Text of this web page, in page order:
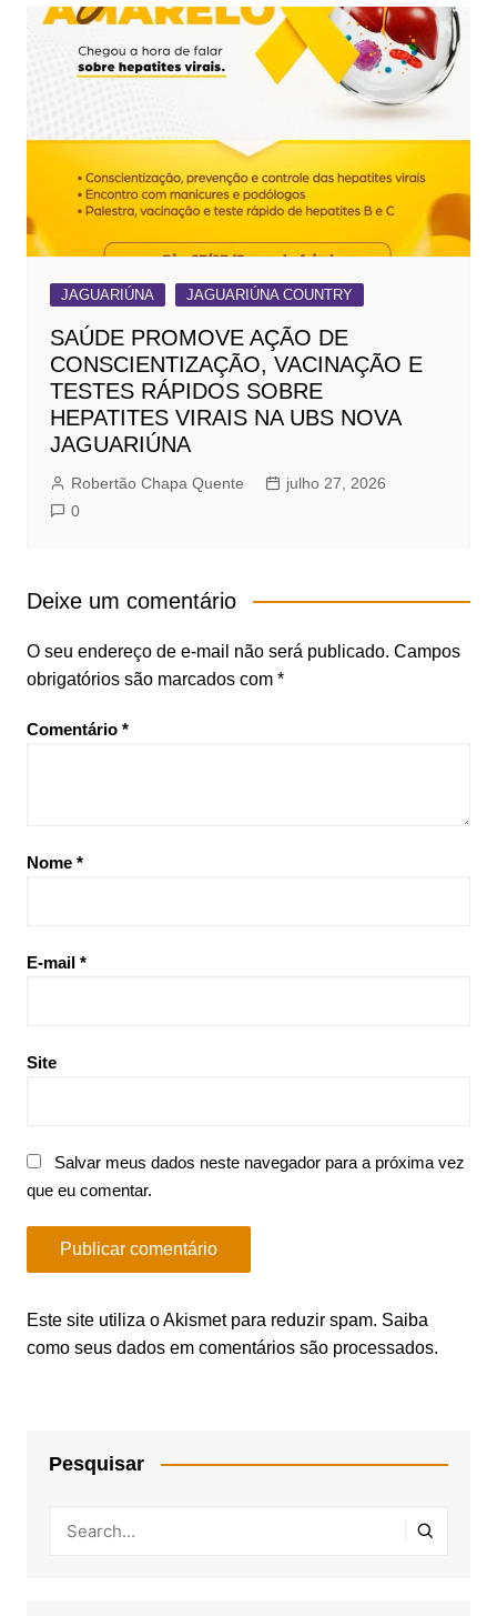
JAGUARIÚNA JAGUARIÚNA COUNTRY
SAÚDE PROMOVE AÇÃO DE
CONSCIENTIZAÇÃO, VACINAÇÃO E
TESTES RÁPIDOS SOBRE
HEPATITES VIRAIS NA UBS NOVA
JAGUARIÚNA
Robertão Chapa Quente
julho 27, 2026
0
Deixe um comentário
O seu endereço de e-mail não será publicado. Campos
obrigatórios são marcados com *
Comentário *
Nome *
E-mail *
Site
Salvar meus dados neste navegador para a próxima vez
que eu comentar.
Este site utiliza o Akismet para reduzir spam. Saiba
como seus dados em comentários são processados.
Pesquisar